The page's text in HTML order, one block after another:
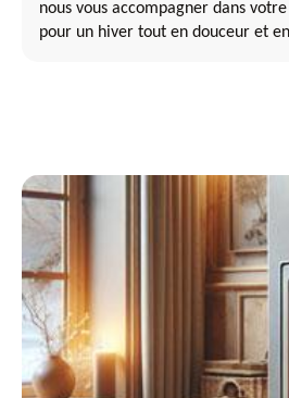
nous vous accompagner dans
pour un hiver tout en douceur et